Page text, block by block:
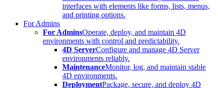
interfaces with elements like forms, lists, menus,
and printing options.
For Admins
For AdminsOperate, deploy, and maintain 4D
environments with control and predictability.
4D ServerConfigure and manage 4D Server
environments reliably.
MaintenanceMonitor, log, and maintain stable
4D environments.
DeploymentPackage, secure, and deploy 4D